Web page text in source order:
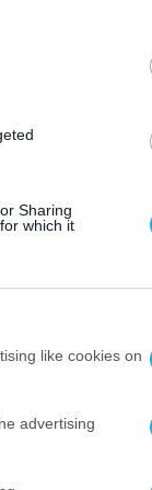
Sharing
which it
like cookies on
advertising